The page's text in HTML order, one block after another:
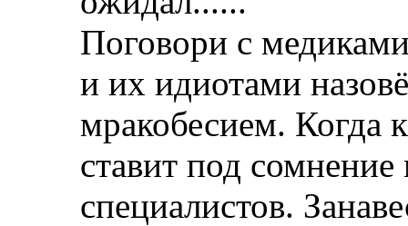
Поговори с
и их идиотами
мракобесием. Когда
ставит под
специалистов.